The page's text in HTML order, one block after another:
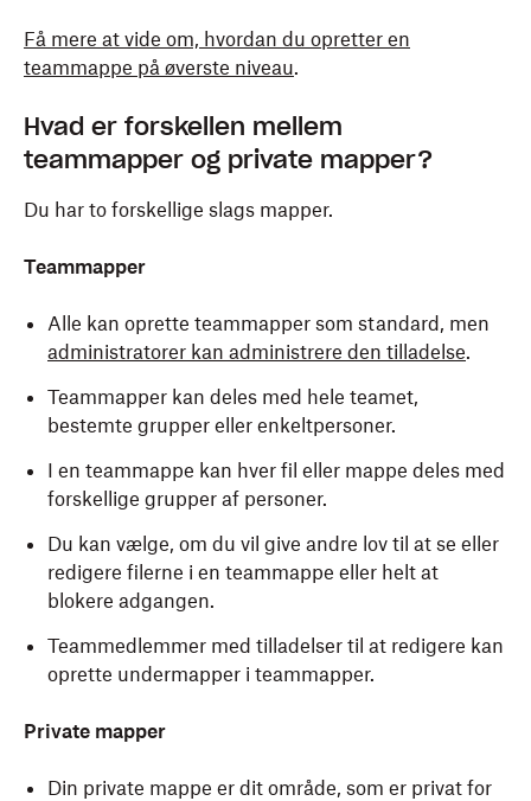
Få mere at vide om, hvordan du opretter en
teammappe på øverste niveau.
Hvad er forskellen mellem
teammapper og private mapper?
Du har to forskellige slags mapper.
Teammapper
Alle kan oprette teammapper som standard, men
administratorer kan administrere den tilladelse.
Teammapper kan deles med hele teamet,
bestemte grupper eller enkeltpersoner.
I en teammappe kan hver fil eller mappe deles med
forskellige grupper af personer.
Du kan vælge, om du vil give andre lov til at se eller
redigere filerne i en teammappe eller helt at
blokere adgangen.
Teammedlemmer med tilladelser til at redigere kan
oprette undermapper i teammapper.
Private mapper
Din private mappe er dit område, som er privat for